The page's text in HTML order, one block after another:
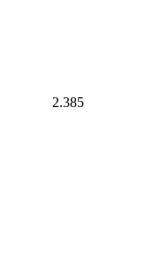
2.385